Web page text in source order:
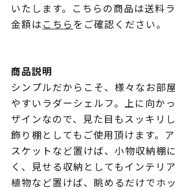
いたします。こちらの商品は送料
金額はこちらをご確認ください。
商品説明
シンプルだからこそ、様々なお部
やすいラダーシェルフ。上に向か
ザインなので、見た目もスッキリ
飾り棚としてもご使用頂けます。
スケットなど置けば、小物収納棚
く、見せる収納としてもインテリ
植物など置けば、眺めるだけでホ